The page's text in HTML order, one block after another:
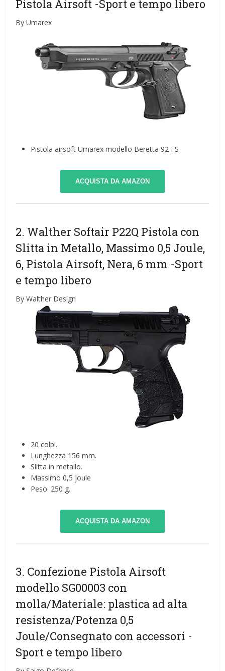
Pistola Airsoft -Sport e tempo libero
By Umarex
Pistola airsoft Umarex modello Beretta 92 FS
ACQUISTA DA AMAZON
2. Walther Softair P22Q Pistola con
Slitta in Metallo, Massimo 0,5 Joule,
6, Pistola Airsoft, Nera, 6 mm -Sport
e tempo libero
By Walther Design
20 colpi.
Lunghezza 156 mm.
Slitta in metallo.
Massimo 0,5 joule
Peso: 250 g.
ACQUISTA DA AMAZON
3. Confezione Pistola Airsoft
modello SG00003 con
molla/Materiale: plastica ad alta
resistenza/Potenza 0,5
Joule/Consegnato con accessori -
Sport e tempo libero